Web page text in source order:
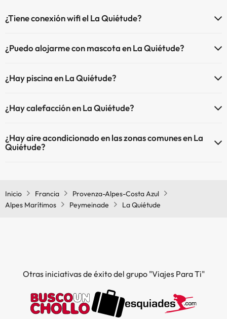
¿Tiene conexión wifi el La Quiétude?
¿Puedo alojarme con mascota en La Quiétude?
directo en hotel). Consulta las condiciones.
¿Hay piscina en La Quiétude?
tienes más info sobre la piscina y otras instalaciones.
¿Hay calefacción en La Quiétude?
¿Hay aire acondicionado en las zonas comunes en La
Quiétude?
Inicio Francia
Provenza-Alpes-Costa Azul
Alpes Marítimos
Peymeinade La Quiétude
Otras iniciativas de éxito del grupo "Viajes Para Ti"